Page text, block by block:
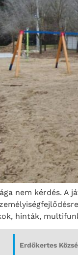
nem kérdés. A
hinták,
Erdőkertes